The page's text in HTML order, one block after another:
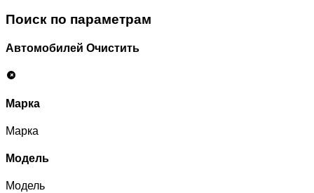
Поиск по параметрам
Автомобилей Очистить
Марка
Марка
Модель
Модель